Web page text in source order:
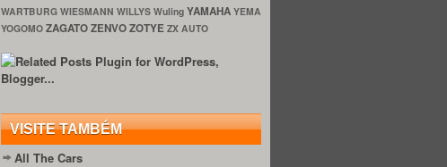
WARTBURG WIESMANN WILLYS Wuling YAMAHA YEMA
YOGOMO ZAGATOZENVOZOTYE ZX AUTO
VISITE TAMBÉM
All The Cars